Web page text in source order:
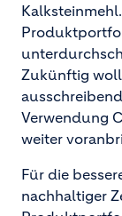
Zukünftig
Verwendung
weiter
Für die
nachhaltiger